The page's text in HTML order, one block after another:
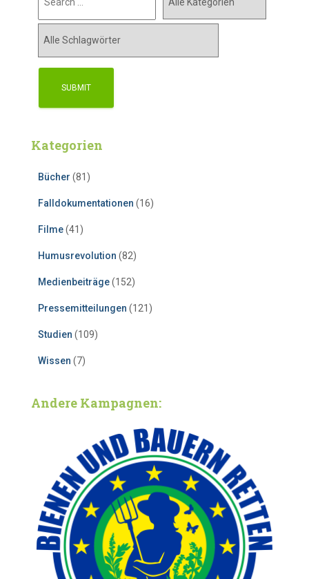
Kategorien
Bücher (81)
Falldokumentationen (16)
Filme(41)
Humusrevolution (82)
Medienbeiträge(152)
Pressemitteilungen (121)
Studien (109)
Wissen (7)
Andere Kampagnen: